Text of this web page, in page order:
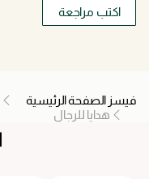
اكتب مراجعة
فيسز الصفحة الرئيسية
هدايا للرجال